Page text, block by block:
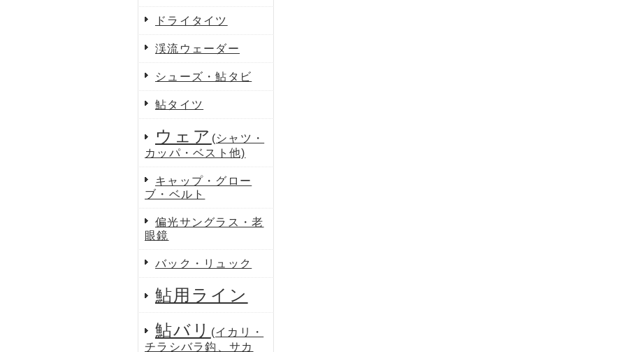
ドライタイツ
渓流ウェーダー
シューズ・鮎タビ
鮎タイツ
ウェア (シャツ・
カッパ・ベスト他)
キャップ・グロー
ブ・ベルト
偏光サングラス・老
眼鏡
バック・リュック
鮎用ライン
鮎バリ (イカリ・
チラシバラ鈎、サカ